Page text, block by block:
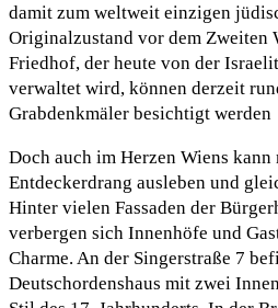
damit zum weltweit einzigen
Originalzustand vor dem Zweiten
Friedhof, der heute von der
verwaltet wird, können derzeit
Grabdenkmäler besichtigt werden
Doch auch im Herzen Wiens kann
Entdeckerdrang ausleben und
Hinter vielen Fassaden der
verbergen sich Innenhöfe und
Charme. An der Singerstraße 7
Deutschordenshaus mit zwei